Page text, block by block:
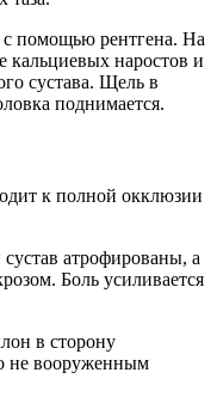
с помощью рентгена. На
кальциевых наростов и
сустава. Щель в
поднимается.
к полной окклюзии
атрофированы, а
Боль усиливается
в сторону
не вооруженным